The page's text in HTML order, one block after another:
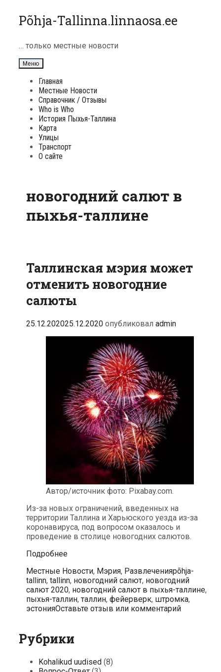
Перейти
к
Põhja-Tallinna.linnaosa.ee
… только местные новости
Меню
Главная
Местные Новости
Справочник / Отзывы
Who is Who
История Пыхья-Таллина
Карта
Улицы
Транспорт
О сайте
новогодний салют в
пыхья-таллине
Таллинская мэрия может
отменить новогодние
салюты
25.12.202025.12.2020 опубликовал admin
Автор/источник фото: Pixabay.com.
Из-за новых ограничений, введенных на
территории Таллина и Харьюского уезда из-за
коронавируса, под вопросом оказалось и
проведение в столице новогодних салютов.
ПодробнееТаллинская
может
отменить
новогодние
салюты
Рубрики
Местные Новости, Мэрия, РазвлеченияМетки
põhja-
tallinn, tallinn, новогодний салют, новогодний
салют 2020, новогодний салют в пыхья-таллине,
пыхья-таллин, таллин, фейерверк, штромка,
эстонияОставьте отзыв или комментарий
Рубрики
Kohalikud uudised (8)